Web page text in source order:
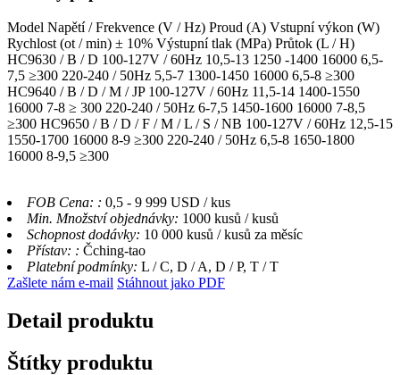
Model Napětí / Frekvence (V / Hz) Proud (A) Vstupní výkon (W)
Rychlost (ot / min) ± 10% Výstupní tlak (MPa) Průtok (L / H)
HC9630 / B / D 100-127V / 60Hz 10,5-13 1250 -1400 16000 6,5-
7,5 ≥300 220-240 / 50Hz 5,5-7 1300-1450 16000 6,5-8 ≥300
HC9640 / B / D / M / JP 100-127V / 60Hz 11,5-14 1400-1550
16000 7-8 ≥ 300 220-240 / 50Hz 6-7,5 1450-1600 16000 7-8,5
≥300 HC9650 / B / D / F / M / L / S / NB 100-127V / 60Hz 12,5-15
1550-1700 16000 8-9 ≥300 220-240 / 50Hz 6,5-8 1650-1800
16000 8-9,5 ≥300
FOB Cena: : 0,5 - 9 999 USD / kus
Min. Množství objednávky: 1000 kusů / kusů
Schopnost dodávky: 10 000 kusů / kusů za měsíc
Přístav: : Čching-tao
Platební podmínky: L / C, D / A, D / P, T / T
Zašlete nám e-mail Stáhnout jako PDF
Detail produktu
Štítky produktu